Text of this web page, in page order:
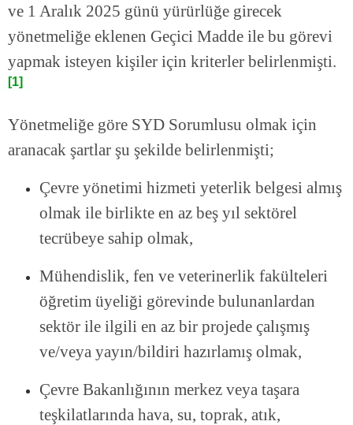
ve 1 Aralık 2025 günü yürürlüğe girecek
yönetmeliğe eklenen Geçici Madde ile bu görevi
yapmak isteyen kişiler için kriterler belirlenmişti.
[1]
Yönetmeliğe göre SYD Sorumlusu olmak için
aranacak şartlar şu şekilde belirlenmişti;
Çevre yönetimi hizmeti yeterlik belgesi almış
olmak ile birlikte en az beş yıl sektörel
tecrübeye sahip olmak,
Mühendislik, fen ve veterinerlik fakülteleri
öğretim üyeliği görevinde bulunanlardan
sektör ile ilgili en az bir projede çalışmış
ve/veya yayın/bildiri hazırlamış olmak,
Çevre Bakanlığının merkez veya taşara
teşkilatlarında hava, su, toprak, atık,